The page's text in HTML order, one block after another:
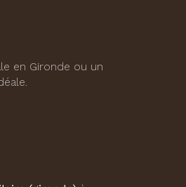
en Gironde ou un